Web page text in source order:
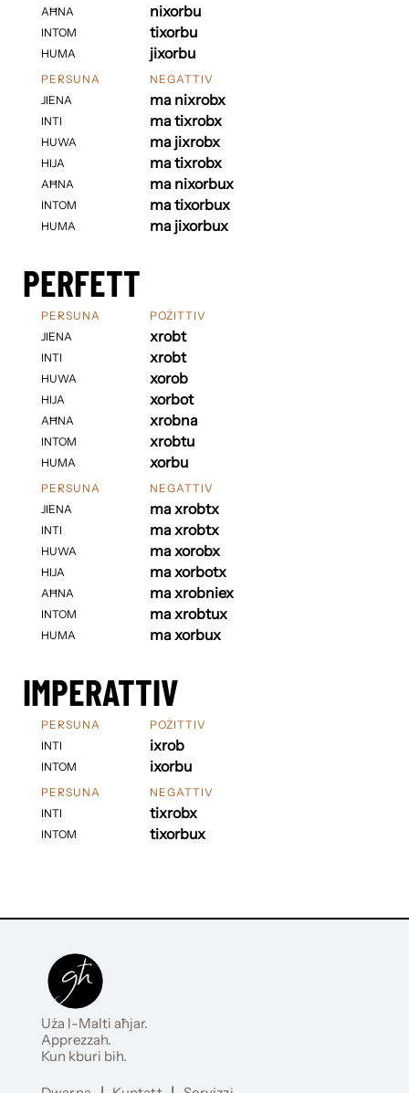
AĦNA
INTOM
HUMA
nixorbu
tixorbu
jixorbu
PERSUNA
JIENA
INTI
HUWA
HIJA
AĦNA
INTOM
HUMA
NEGATTIV
ma nixrobx
ma tixrobx
ma jixrobx
ma tixrobx
ma nixorbux
ma tixorbux
ma jixorbux
PERFETT
PERSUNA
JIENA
INTI
HUWA
HIJA
AĦNA
INTOM
HUMA
POŻITTIV
xrobt
xrobt
xorob
xorbot
xrobna
xrobtu
xorbu
PERSUNA
JIENA
INTI
HUWA
HIJA
AĦNA
INTOM
HUMA
NEGATTIV
ma xrobtx
ma xrobtx
ma xorobx
ma xorbotx
ma xrobniex
ma xrobtux
ma xorbux
IMPERATTIV
PERSUNA
INTI
INTOM
POŻITTIV
ixrob
ixorbu
PERSUNA
INTI
INTOM
NEGATTIV
tixrobx
tixorbux
Uża l-Malti aħjar.
Apprezzah.
Kun kburi bih.